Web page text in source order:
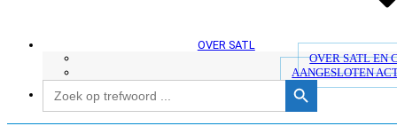
OVER SATL
OVER SATL EN
AANGESLOTEN
Zoek
naar:
Zoekknop